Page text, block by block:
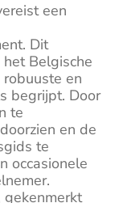
een
Dit
Belgische
en
begrijpt. Door
te
en de
te
occasionele